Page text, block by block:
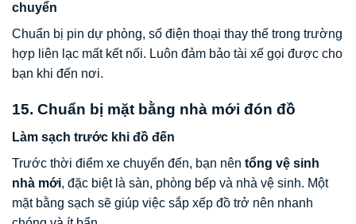
chuyển
Chuẩn bị pin dự phòng, số điện thoại thay thế trong trường
hợp liên lạc mất kết nối. Luôn đảm bảo tài xế gọi được cho
bạn khi đến nơi.
15. Chuẩn bị mặt bằng nhà mới đón đồ
Làm sạch trước khi đồ đến
Trước thời điểm xe chuyển đến, bạn nên tổng vệ sinh
nhà mới, đặc biệt là sàn, phòng bếp và nhà vệ sinh. Một
mặt bằng sạch sẽ giúp việc sắp xếp đồ trở nên nhanh